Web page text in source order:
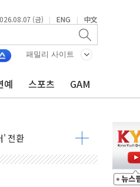
(금) | ENG | 中文
패밀리 사이트
예 스포츠 GAM
막아야"
' 전환